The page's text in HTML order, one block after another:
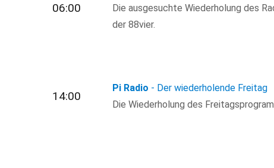
06:00
Die ausgesuchte Wiederholung des
der 88vier.
14:00
Pi Radio - Der wiederholende Freitag
Die Wiederholung des